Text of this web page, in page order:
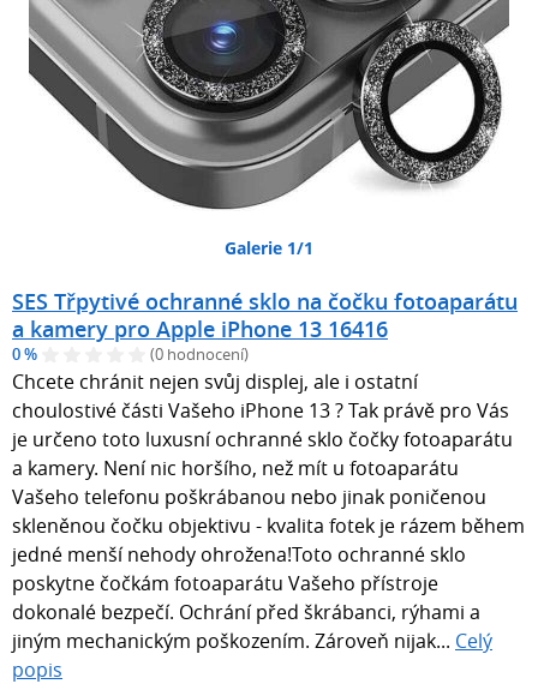
Galerie 1/1
SES Třpytivé ochranné sklo na čočku fotoaparátu
a kamery pro Apple iPhone 13 16416
0 % (0 hodnocení)
Chcete chránit nejen svůj displej, ale i ostatní
choulostivé části Vašeho iPhone 13 ? Tak právě pro Vás
je určeno toto luxusní ochranné sklo čočky fotoaparátu
a kamery. Není nic horšího, než mít u fotoaparátu
Vašeho telefonu poškrábanou nebo jinak poničenou
skleněnou čočku objektivu - kvalita fotek je rázem během
jedné menší nehody ohrožena!Toto ochranné sklo
poskytne čočkám fotoaparátu Vašeho přístroje
dokonalé bezpečí. Ochrání před škrábanci, rýhami a
jiným mechanickým poškozením. Zároveň nijak... Celý
popis